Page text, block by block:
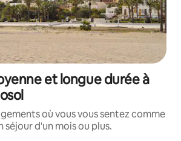
et longue durée à
où vous vous sentez comme
séjour d'un mois ou plus.